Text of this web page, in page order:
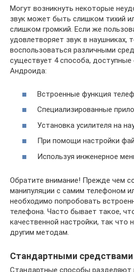
Могут возникнуть некоторые
звук может быть слишком тихий
слишком громкий. Если же
удовлетворяет звук в наушниках,
воспользоваться различными
существует 4 способа,
Андроида:
Встроенные функция
Специализированные
Установка усилителя на
При помощи настройки
Используя инженерное
Обратите внимание! Прежде чем
манипуляции с самим телефоном
необходимо попробовать
телефона. Часто бывает такое,
качественной настройки, так что
другим методам.
Стандартными средствами
Стандартные способы разделяют